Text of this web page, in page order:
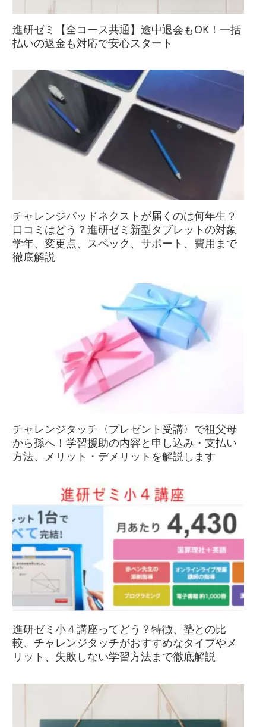
進研ゼミ【全コース共通】途中退会もOK！一括
払いの返金も対応で安心スタート
チャレンジパッドネクストが届くのは何年生？
口コミはどう？進研ゼミ新型タブレットの対象
学年、変更点、スペック、サポート、費用まで
徹底解説
チャレンジタッチ〈プレゼント受講〉で祖父母
から孫へ！学習援助の内容と申し込み・支払い
方法、メリット・デメリットを解説します
進研ゼミ小４講座ってどう？特徴、塾との比
較、チャレンジタッチがおすすめなタイプやメ
リット、失敗しない学習方法まで徹底解説